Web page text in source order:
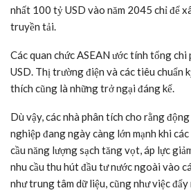
nhất 100 tỷ USD vào năm 2045 chỉ để
truyền tải.
Các quan chức ASEAN ước tính tổng
USD. Thị trường điện và các tiêu chuẩn
thích cũng là những trở ngại đáng kể.
Dù vậy, các nhà phân tích cho rằng
nghiệp đang ngày càng lớn mạnh khi
cầu năng lượng sạch tăng vọt, áp lực
nhu cầu thu hút đầu tư nước ngoài vào
như trung tâm dữ liệu, cũng như việc